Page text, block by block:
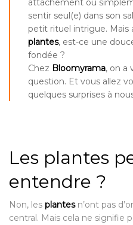
attachement ou
sentir seul(e) dans son
petit rituel intrigue. Mais
plantes, est-ce une
fondée ?
Chez Bloomyrama, on a
question. Et vous allez
quelques surprises à
Les plantes
entendre ?
Non, les plantesn’ont pas
central. Mais cela ne signifie